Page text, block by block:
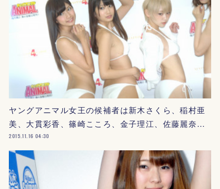
ヤングアニマル女王の候補者は新木さくら、稲村亜
美、大貫彩香、篠崎こころ、金子理江、佐藤麗奈…
2015.11.16 04:30